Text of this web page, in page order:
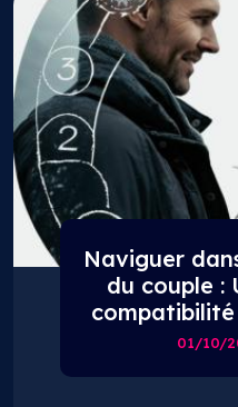
Naviguer
du couple :
01/10/